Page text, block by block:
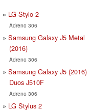
LG Stylo 2
Adreno 306
Samsung Galaxy J5 Metal
(2016)
Adreno 306
Samsung Galaxy J5 (2016)
Duos J510F
Adreno 306
LG Stylus 2